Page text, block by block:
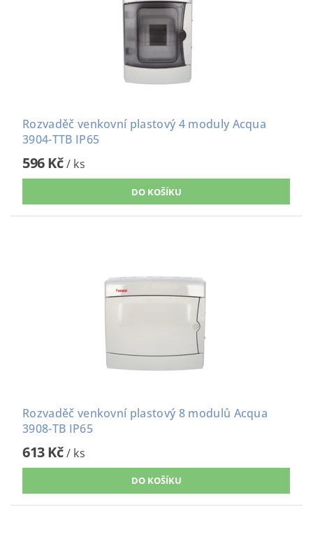
Rozvaděč venkovní plastový 4 moduly Acqua
3904-TTB IP65
596 Kč/ ks
Rozvaděč venkovní plastový 8 modulů Acqua
3908-TB IP65
613 Kč/ ks